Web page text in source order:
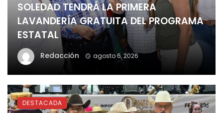
SOLEDAD TENDRÁ LA PRIMERA
LAVANDERÍA GRATUITA DEL PROGRAMA
ESTATAL
Redacción agosto 6, 2026
DESTACADA